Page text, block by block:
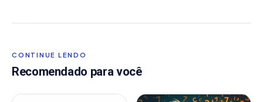
CONTINUE LENDO
Recomendado para você